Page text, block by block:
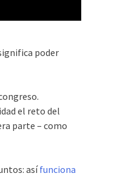
poder
el reto del
parte – como
asífunciona